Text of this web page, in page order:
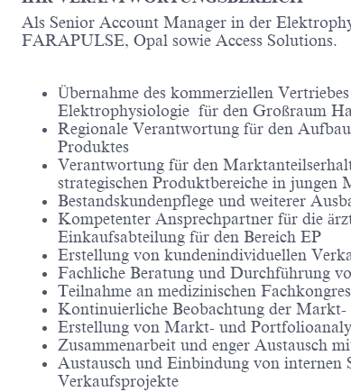
Als Senior Account Manager in der
FARAPULSE, Opal sowie Access Solutions.
Übernahme des kommerziellen
Elektrophysiologie für den Großraum
Regionale Verantwortung für den
Produktes
Verantwortung für den
strategischen Produktbereiche in jungen
Bestandskundenpflege und weiterer
Kompetenter Ansprechpartner für die
Einkaufsabteilung für den Bereich EP
Erstellung von kundenindividuellen
Fachliche Beratung und Durchführung
Teilnahme an medizinischen
Kontinuierliche Beobachtung der Markt-
Erstellung von Markt- und
Zusammenarbeit und enger Austausch
Austausch und Einbindung von
Verkaufsprojekte